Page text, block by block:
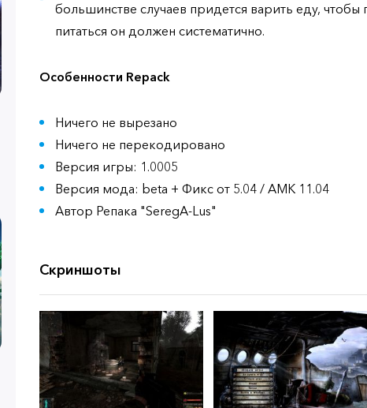
большинстве случаев придется варить еду, чтобы
питаться он должен систематично.
Особенности Repack
Ничего не вырезано
Ничего не перекодировано
Версия игры: 1.0005
Версия мода: beta + Фикс от 5.04 / AMK 11.04
Автор Репака "SeregA-Lus"
Скриншоты